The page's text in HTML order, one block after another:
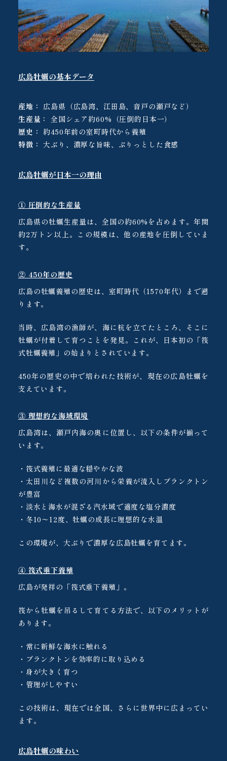
広島牡蠣の基本データ
産地： 広島県（広島湾、江田島、音戸の瀬戸など）
生産量： 全国シェア約60%（圧倒的日本一）
歴史： 約450年前の室町時代から養殖
特徴： 大ぶり、濃厚な旨味、ぷりっとした食感
広島牡蠣が日本一の理由
① 圧倒的な生産量
広島県の牡蠣生産量は、全国の約60%を占めます。年間
約2万トン以上。この規模は、他の産地を圧倒していま
す。
② 450年の歴史
広島の牡蠣養殖の歴史は、室町時代（1570年代）まで遡
ります。
当時、広島湾の漁師が、海に杭を立てたところ、そこに
牡蠣が付着して育つことを発見。これが、日本初の「筏
式牡蠣養殖」の始まりとされています。
450年の歴史の中で培われた技術が、現在の広島牡蠣を
支えています。
③ 理想的な海域環境
広島湾は、瀬戸内海の奥に位置し、以下の条件が揃って
います。
・筏式養殖に最適な穏やかな波
・太田川など複数の河川から栄養が流入しプランクトン
が豊富
・淡水と海水が混ざる汽水域で適度な塩分濃度
・冬10〜12度、牡蠣の成長に理想的な水温
この環境が、大ぶりで濃厚な広島牡蠣を育てます。
④ 筏式垂下養殖
広島が発祥の「筏式垂下養殖」。
筏から牡蠣を吊るして育てる方法で、以下のメリットが
あります。
・常に新鮮な海水に触れる
・プランクトンを効率的に取り込める
・身が大きく育つ
・管理がしやすい
この技術は、現在では全国、さらに世界中に広まってい
ます。
広島牡蠣の味わい